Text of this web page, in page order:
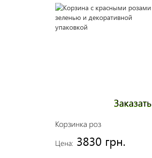
Корзинка роз
Цена: 3830 грн.
Заказать